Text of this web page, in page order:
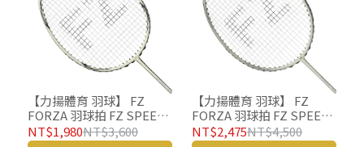
【力揚體育 羽球】 FZ
FORZA 羽球拍 FZ SPEED
LIGHT 70 羽毛球拍
NT$1,980NT$3,600
【力揚體育 羽球】 FZ
FORZA 羽球拍 FZ SPEED
LIGHT 90 羽毛球拍
NT$2,475NT$4,500